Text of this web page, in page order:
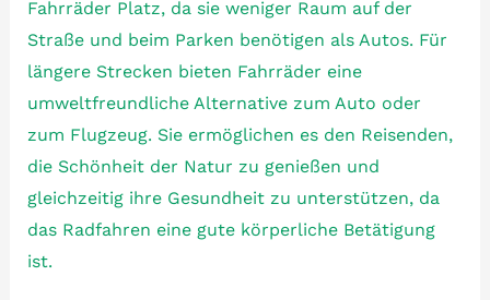
Fahrräder Platz, da sie weniger Raum auf der
Straße und beim Parken benötigen als Autos. Für
längere Strecken bieten Fahrräder eine
umweltfreundliche Alternative zum Auto oder
zum Flugzeug. Sie ermöglichen es den Reisenden,
die Schönheit der Natur zu genießen und
gleichzeitig ihre Gesundheit zu unterstützen, da
das Radfahren eine gute körperliche Betätigung
ist.